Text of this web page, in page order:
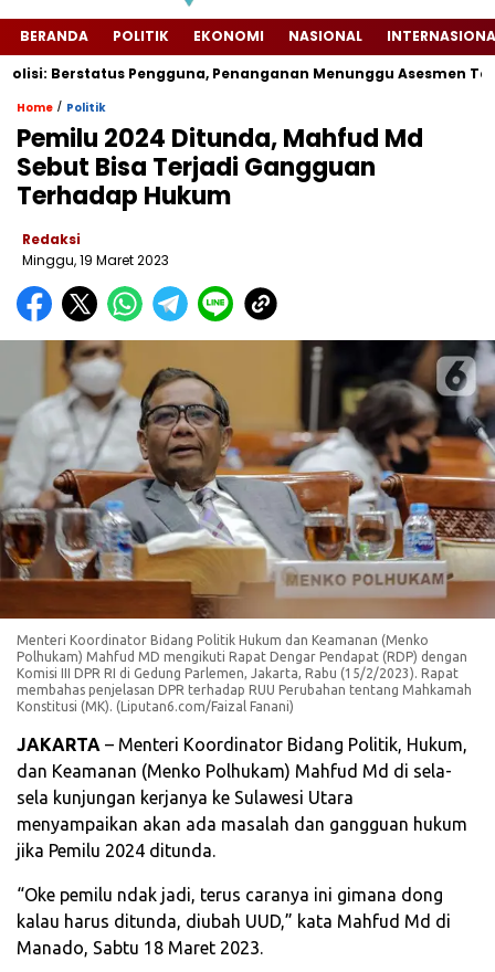
BERANDA POLITIK EKONOMI NASIONAL
Pengguna, Penanganan Menunggu Asesmen Terpadu
Home / Politik
Pemilu 2024 Ditunda, Mahfud Md
Sebut Bisa Terjadi Gangguan
Terhadap Hukum
Redaksi
Minggu, 19 Maret 2023
Menteri Koordinator Bidang Politik Hukum dan Keamanan (Menko
Polhukam) Mahfud MD mengikuti Rapat Dengar Pendapat (RDP) dengan
Komisi III DPR RI di Gedung Parlemen, Jakarta, Rabu (15/2/2023). Rapat
membahas penjelasan DPR terhadap RUU Perubahan tentang Mahkamah
Konstitusi (MK). (Liputan6.com/Faizal Fanani)
JAKARTA – Menteri Koordinator Bidang Politik, Hukum,
dan Keamanan (Menko Polhukam) Mahfud Md di sela-
sela kunjungan kerjanya ke Sulawesi Utara
menyampaikan akan ada masalah dan gangguan hukum
jika Pemilu 2024 ditunda.
“Oke pemilu ndak jadi, terus caranya ini gimana dong
kalau harus ditunda, diubah UUD,” kata Mahfud Md di
Manado, Sabtu 18 Maret 2023.